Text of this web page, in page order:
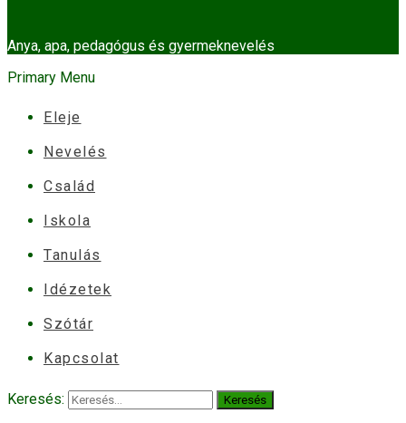
Anya, apa, pedagógus és gyermeknevelés
Primary Menu
Eleje
Nevelés
Család
Iskola
Tanulás
Idézetek
Szótár
Kapcsolat
Keresés: